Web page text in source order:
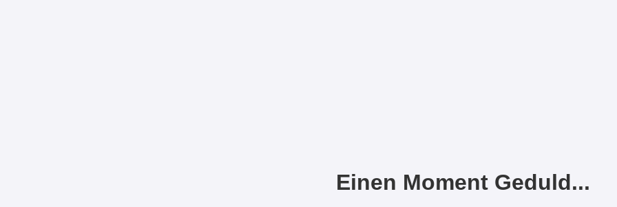
Einen Moment Geduld...